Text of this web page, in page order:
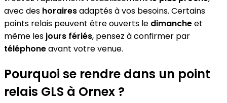
avec des horairesadaptés à vos besoins. Certains
points relais peuvent être ouverts le dimancheet
même les jours fériés, pensez à confirmer par
téléphoneavant votre venue.
Pourquoi se rendre dans un point
relais GLS à Ornex ?